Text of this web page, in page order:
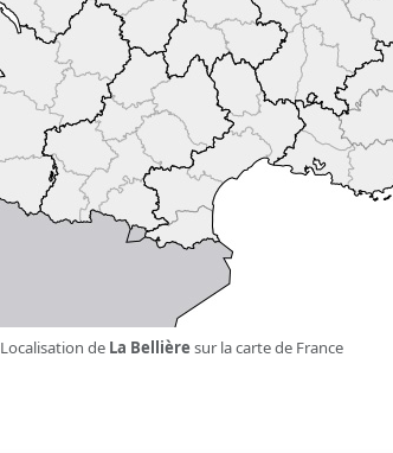
Localisation de La Bellièresur la carte de France